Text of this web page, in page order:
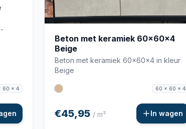
60 x 4
Beton met keramiek 60x60x4
Beige
Beton met keramiek 60x60x4 in kleur
Beige
60 x 60 x 4
€45,95 / m² In wagen